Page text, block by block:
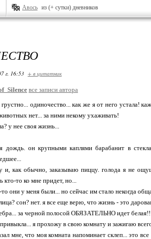
Авось из (+ сутки) дневников
г. 16:53 + в цитатник
все записи автора
одиночество... как же я от него устала!
нет... за ними некому ухаживать!
у нее своя жизнь...
дождь. он крупными каплями барабанит в
и, как обычно, заказываю пиццу. голода я не
кто-то ко мне придет, но...
то они у меня были... но сейчас им стало некогда
сон? нет. я все еще верю, что жизнь - это
за черной полосой ОБЯЗАТЕЛЬНО идет
я прохожу в свою комнату и зажигаю
мне, что моя комната напоминает склеп... это